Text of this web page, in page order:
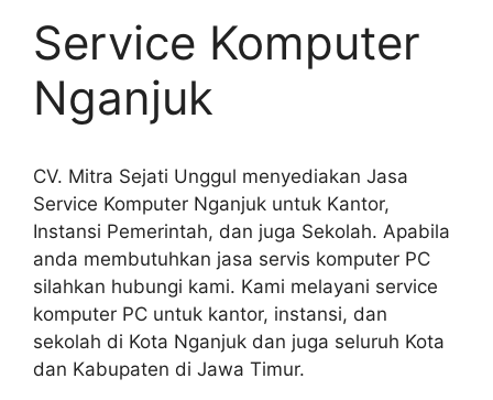
Service Komputer
Nganjuk
CV. Mitra Sejati Unggul menyediakan Jasa
Service Komputer Nganjuk untuk Kantor,
Instansi Pemerintah, dan juga Sekolah. Apabila
anda membutuhkan jasa servis komputer PC
silahkan hubungi kami. Kami melayani service
komputer PC untuk kantor, instansi, dan
sekolah di Kota Nganjuk dan juga seluruh Kota
dan Kabupaten di Jawa Timur.